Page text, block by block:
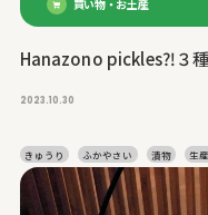
買い物・お土産
Hanazono pickles⁈３種
2023.10.30
きゅうり ふかやさい 漬物 生